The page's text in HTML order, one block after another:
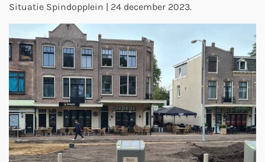
Situatie Spindopplein | 24 december 2023.